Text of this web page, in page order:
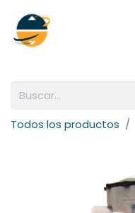
Todos los productos